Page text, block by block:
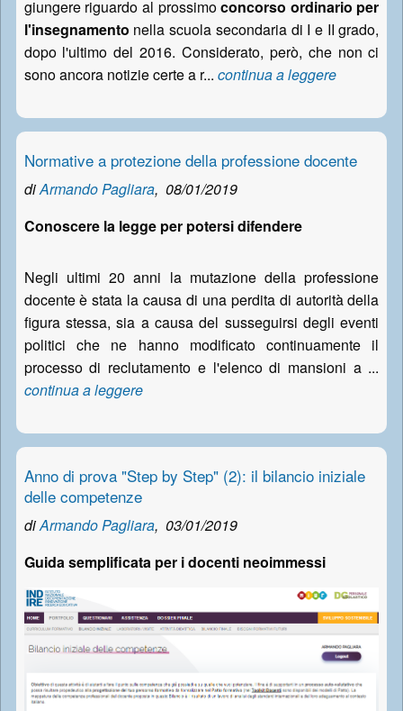
giungere riguardo al prossimoconcorso ordinario per
l'insegnamento nella scuola secondaria di I e II grado,
dopo l'ultimo del 2016. Considerato, però, che non ci
sono ancora notizie certe a r... continua a leggere
Normative a protezione della professione docente
diArmando Pagliara, 08/01/2019
Conoscere la legge per potersi difendere
Negli ultimi 20 anni la mutazione della professione
docente è stata la causa di una perdita di autorità della
figura stessa, sia a causa del susseguirsi degli eventi
politici che ne hanno modificato continuamente il
processo di reclutamento e l'elenco di mansioni a ...
continua a leggere
Anno di prova "Step by Step" (2): il bilancio iniziale
delle competenze
diArmando Pagliara, 03/01/2019
Guida semplificata per i docenti neoimmessi